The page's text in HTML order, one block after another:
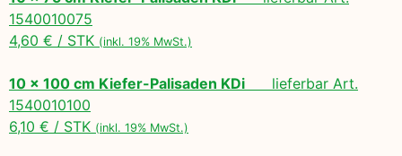
1540010075
4,60 € / STK (inkl. 19% MwSt.)
10 x 100 cm Kiefer-Palisaden KDi lieferbar Art.
1540010100
6,10 € / STK (inkl. 19% MwSt.)